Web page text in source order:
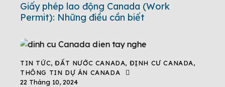
Giấy phép lao động Canada (Work
Permit): Những điều cần biết
TIN TỨC,ĐẤT NƯỚC CANADA, ĐỊNH CƯ CANADA,
THÔNG TIN DỰ ÁN CANADA
22 Tháng 10, 2024